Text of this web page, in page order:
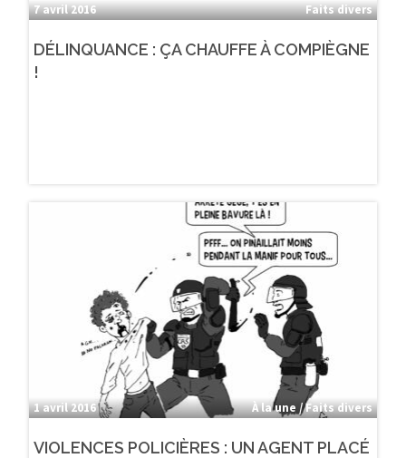
7 avril 2016 Faits divers
DÉLINQUANCE : ÇA CHAUFFE À COMPIÈGNE
!
1 avril 2016 À la une / Faits divers
VIOLENCES POLICIÈRES : UN AGENT PLACÉ